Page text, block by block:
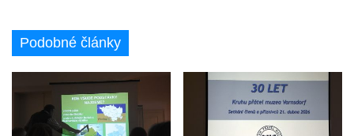
Podobné články